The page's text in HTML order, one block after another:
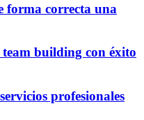
forma correcta una
building con éxito
profesionales